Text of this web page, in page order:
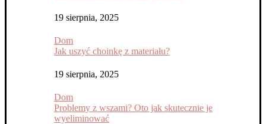
19 sierpnia, 2025
Dom
Jak uszyć choinkę z materiału?
19 sierpnia, 2025
Dom
Problemy z wszami? Oto jak skutecznie je
wyeliminować